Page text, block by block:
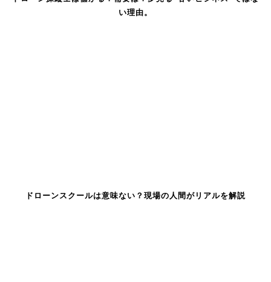
い理由。
ドローンスクールは意味ない？現場の人間がリアルを解説